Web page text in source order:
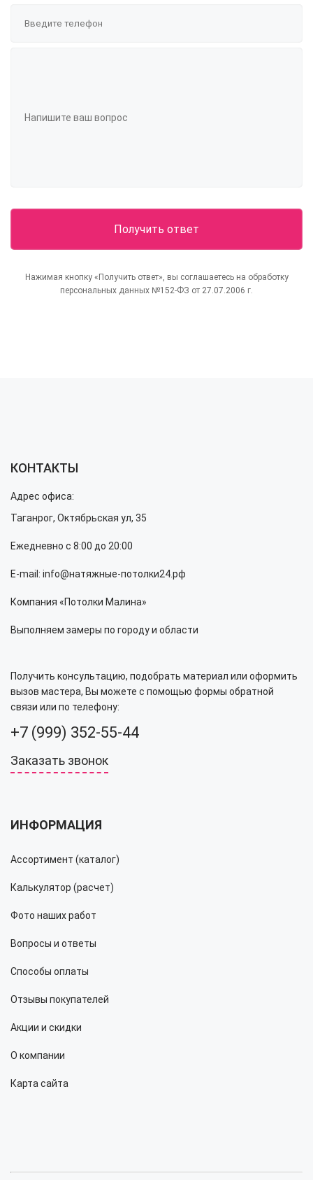
Нажимая кнопку «Получить ответ», вы соглашаетесь на обработку
персональных данных №152-ФЗ от 27.07.2006 г.
КОНТАКТЫ
Адрес офиса:
Таганрог, Октябрьская ул, 35
Ежедневно с 8:00 до 20:00
E-mail: info@натяжные-потолки24.рф
Компания «Потолки Малина»
Выполняем замеры по городу и области
Получить консультацию, подобрать материал или оформить
вызов мастера, Вы можете с помощью формы обратной
связи или по телефону:
+7 (999) 352-55-44
Заказать звонок
ИНФОРМАЦИЯ
Ассортимент (каталог)
Калькулятор (расчет)
Фото наших работ
Вопросы и ответы
Способы оплаты
Отзывы покупателей
Акции и скидки
О компании
Карта сайта